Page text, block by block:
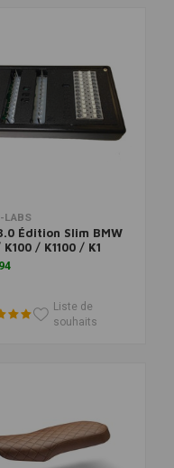
Ajouter au panier
LABS
Édition Slim BMW
/ K1100 / K1
Liste de
souhaits